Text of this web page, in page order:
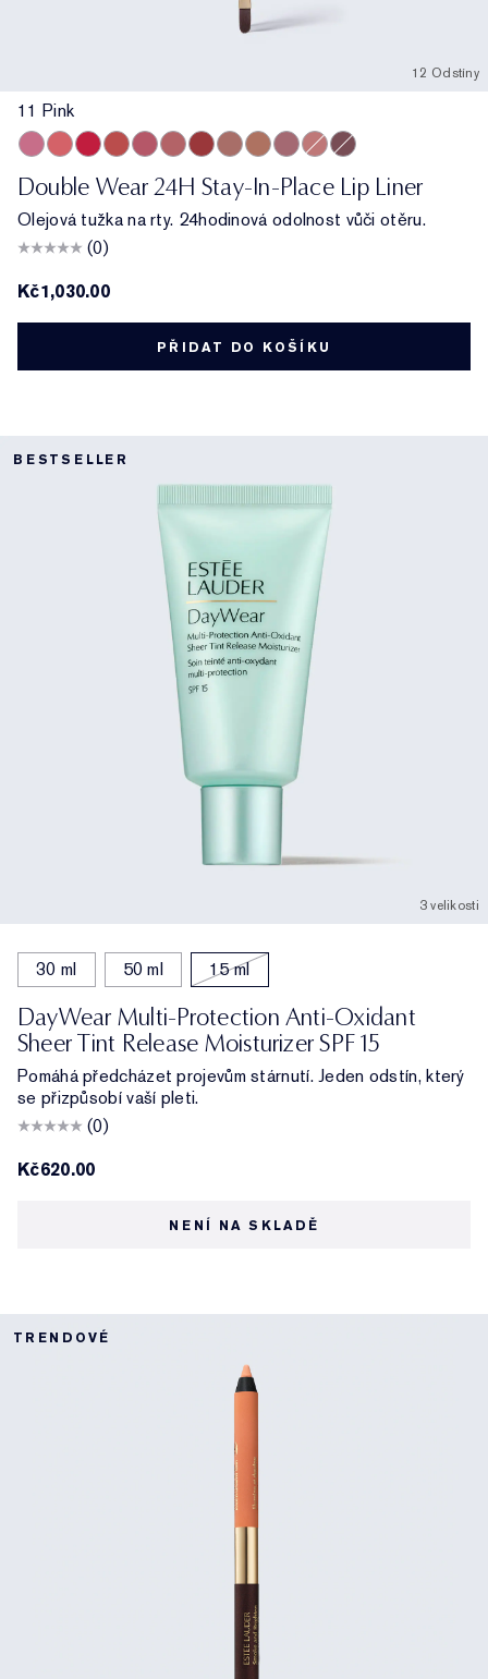
12 Odstíny
11 Pink
Double Wear 24H Stay-In-Place Lip Liner
Olejová tužka na rty. 24hodinová odolnost vůči otěru.
(0)
Kč1,030.00
PŘIDAT DO KOŠÍKU
BESTSELLER
3 velikosti
30 ml 50 ml 15 ml
DayWear Multi-Protection Anti-Oxidant
Sheer Tint Release Moisturizer SPF 15
Pomáhá předcházet projevům stárnutí. Jeden odstín, který
se přizpůsobí vaší pleti.
(0)
Kč620.00
NENÍ NA SKLADĚ
TRENDOVÉ